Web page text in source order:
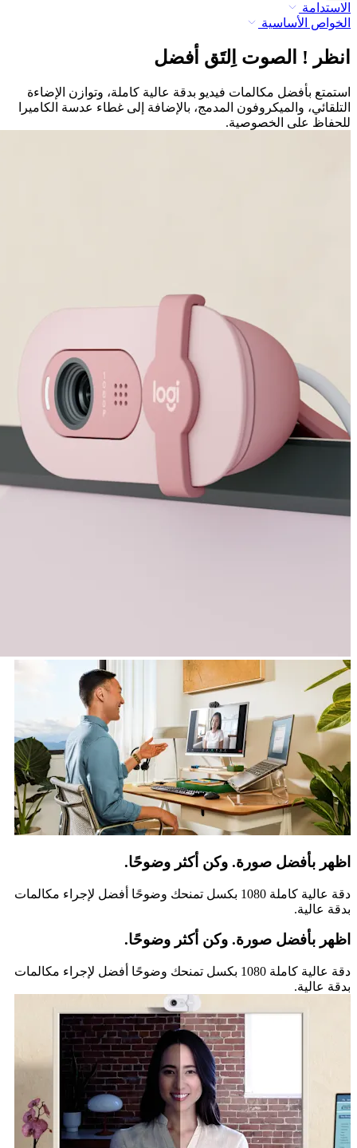
الاستدامة
الخواص الأساسية
انظر ! الصوت اِلتَق أفضل
استمتع بأفضل مكالمات فيديو بدقة عالية كاملة، وتوازن الإضاءة
التلقائي، والميكروفون المدمج، بالإضافة إلى غطاء عدسة الكاميرا
للحفاظ على الخصوصية.
اظهر بأفضل صورة. وكن أكثر وضوحًا.
دقة عالية كاملة 1080 بكسل تمنحك وضوحًا أفضل لإجراء مكالمات
بدقة عالية.
اظهر بأفضل صورة. وكن أكثر وضوحًا.
دقة عالية كاملة 1080 بكسل تمنحك وضوحًا أفضل لإجراء مكالمات
بدقة عالية.